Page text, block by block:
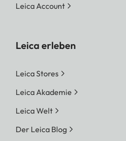
Leica Account
Leica erleben
Leica Stores
Leica Akademie
Leica Welt
Der Leica Blog